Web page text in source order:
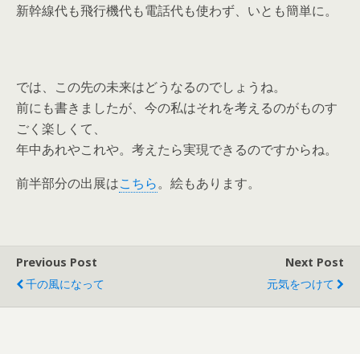
新幹線代も飛行機代も電話代も使わず、いとも簡単に。
では、この先の未来はどうなるのでしょうね。
前にも書きましたが、今の私はそれを考えるのがものす
ごく楽しくて、
年中あれやこれや。考えたら実現できるのですからね。
前半部分の出展はこちら。絵もあります。
Previous Post
千の風になって
Next Post
元気をつけて